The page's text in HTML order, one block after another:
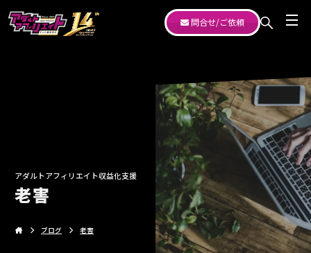
問合せ/ご依頼
アダルトアフィリエイト収益化支援
老害
ブログ 老害